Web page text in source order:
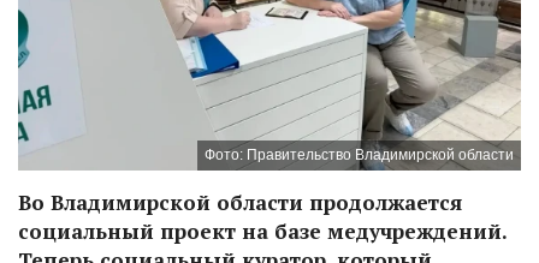
Фото: Правительство Владимирской области
Во Владимирской области продолжается
социальный проект на базе медучреждений.